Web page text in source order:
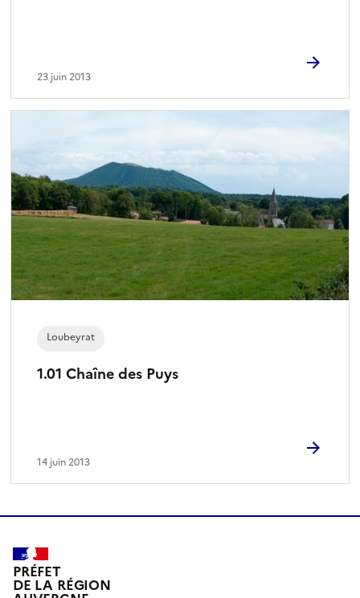
23 juin 2013
1.01 Chaîne des Puys
Loubeyrat
14 juin 2013
PRÉFET
DE LA RÉGION